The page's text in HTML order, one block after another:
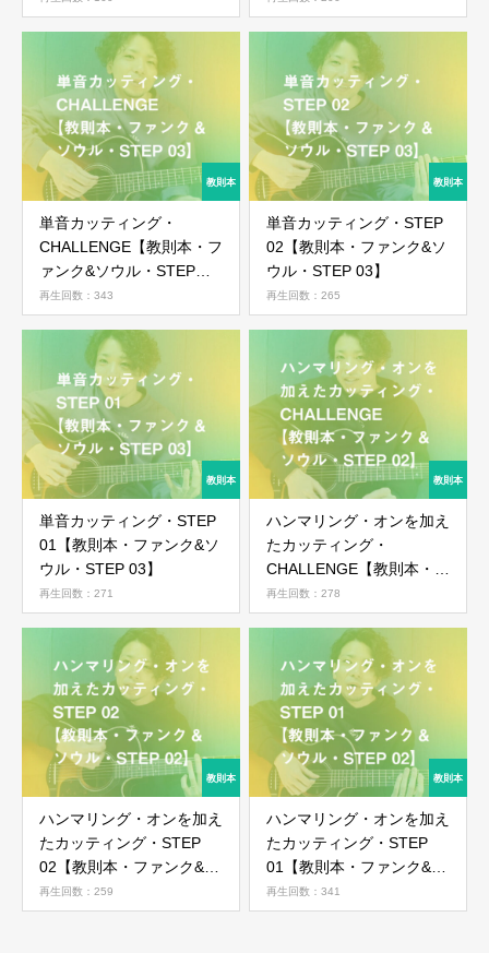
単音カッティング・
CHALLENGE【教則本・フ
ァンク&ソウル・STEP
03】
再生回数：343
単音カッティング・STEP
02【教則本・ファンク&ソ
ウル・STEP 03】
再生回数：265
単音カッティング・STEP
01【教則本・ファンク&ソ
ウル・STEP 03】
再生回数：271
ハンマリング・オンを加え
たカッティング・
CHALLENGE【教則本・フ
ァンク&ソウル・STEP
02】
再生回数：278
ハンマリング・オンを加え
たカッティング・STEP
02【教則本・ファンク&ソ
ウル・STEP 02】
再生回数：259
ハンマリング・オンを加え
たカッティング・STEP
01【教則本・ファンク&ソ
ウル・STEP 02】
再生回数：341
ログイン
パスワードを忘れた場合
会員ではない方は会員登録してください
新規会員登録